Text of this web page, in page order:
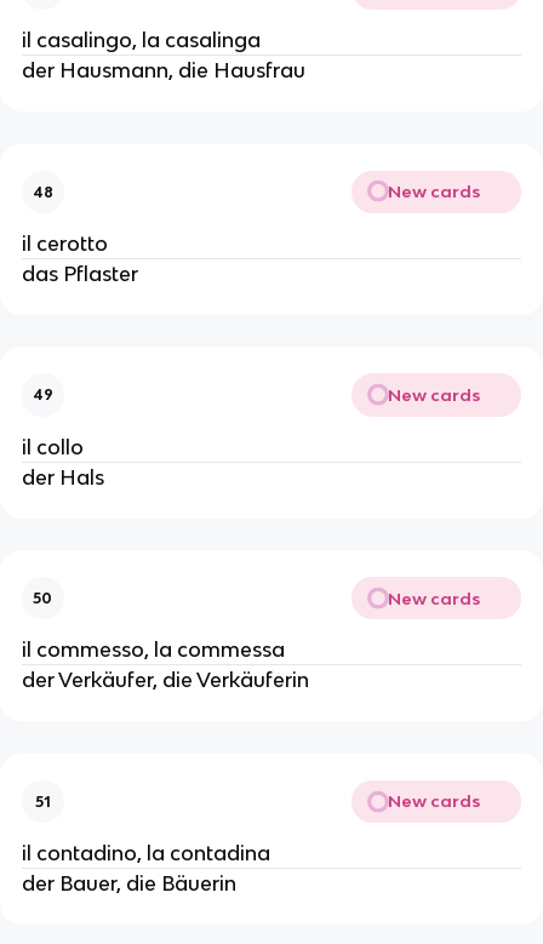
il casalingo, la casalinga
der Hausmann, die Hausfrau
48 New cards
il cerotto
das Pflaster
49 New cards
il collo
der Hals
50 New cards
il commesso, la commessa
der Verkäufer, die Verkäuferin
51 New cards
il contadino, la contadina
der Bauer, die Bäuerin